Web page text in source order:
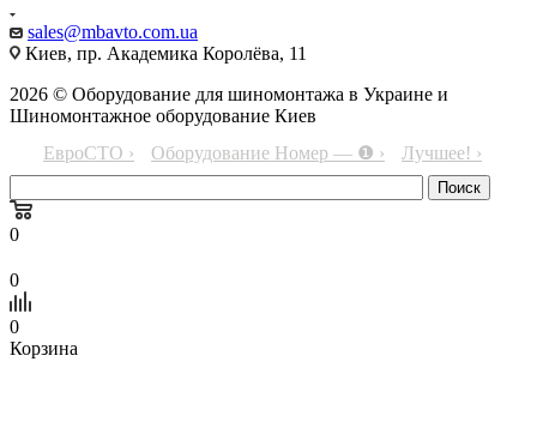
sales@mbavto.com.ua
Киев, пр. Академика Королёва, 11
2026 © Оборудование для шиномонтажа в Украине и
Шиномонтажное оборудование Киев
ЕвроСТО ›
Оборудование Номер — ❶ › Лучшее! ›
0
0
0
Корзина